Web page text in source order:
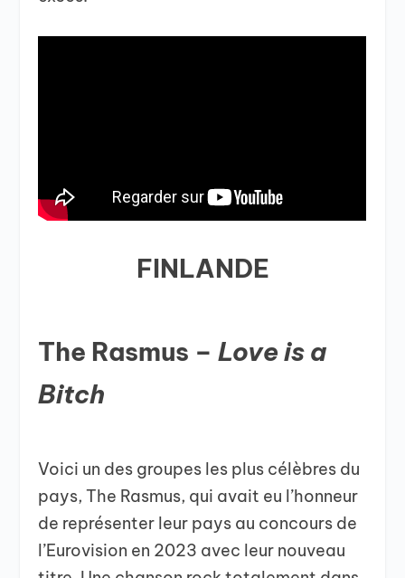
FINLANDE
The Rasmus – Love is a
Bitch
Voici un des groupes les plus célèbres du
pays, The Rasmus, qui avait eu l’honneur
de représenter leur pays au concours de
l’Eurovision en 2023 avec leur nouveau